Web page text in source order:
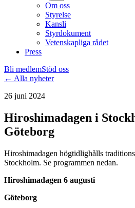
Om oss
Styrelse
Kansli
Styrdokument
Vetenskapliga rådet
Press
Bli medlemStöd oss
← Alla nyheter
26 juni 2024
Hiroshimadagen i
Göteborg
Hiroshimadagen högtidlighålls
Stockholm. Se programmen nedan.
Hiroshimadagen 6 augusti
Göteborg